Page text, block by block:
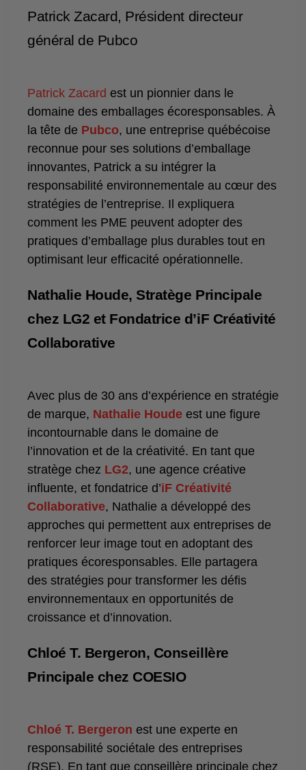
Patrick Zacard, Président directeur
général de Pubco
Patrick Zacard est un pionnier dans le
domaine des emballages écoresponsables. À
la tête de Pubco, une entreprise québécoise
reconnue pour ses solutions d’emballage
innovantes, Patrick a su intégrer la
responsabilité environnementale au cœur des
stratégies de l’entreprise. Il expliquera
comment les PME peuvent adopter des
pratiques d’emballage plus durables tout en
optimisant leur efficacité opérationnelle.
Nathalie Houde, Stratège Principale
chez LG2 et Fondatrice d’iF Créativité
Collaborative
Avec plus de 30 ans d’expérience en stratégie
de marque, Nathalie Houde est une figure
incontournable dans le domaine de
l’innovation et de la créativité. En tant que
stratège chez LG2, une agence créative
influente, et fondatrice d’iF Créativité
Collaborative, Nathalie a développé des
approches qui permettent aux entreprises de
renforcer leur image tout en adoptant des
pratiques écoresponsables. Elle partagera
des stratégies pour transformer les défis
environnementaux en opportunités de
croissance et d’innovation.
Chloé T. Bergeron, Conseillère
Principale chez COESIO
Chloé T. Bergeron est une experte en
responsabilité sociétale des entreprises
(RSE). En tant que conseillère principale chez